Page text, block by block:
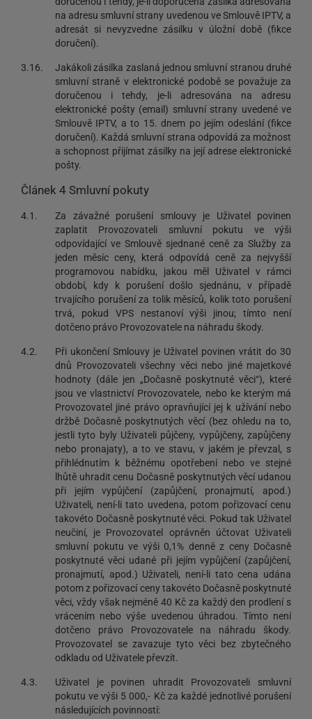
na adresu smluvní strany uvedenou ve Smlouvě IPTV, a
adresát si nevyzvedne zásilku v úložní době (fikce
doručení).
3.16.
Jakákoli zásilka zaslaná jednou smluvní stranou druhé
smluvní straně v elektronické podobě se považuje za
doručenou i tehdy, je-li adresována na adresu
elektronické pošty (email) smluvní strany uvedené ve
Smlouvě IPTV, a to 15. dnem po jejím odeslání (fikce
doručení). Každá smluvní strana odpovídá za možnost
a schopnost přijímat zásilky na její adrese elektronické
pošty.
Článek 4 Smluvní pokuty
4.1.
Za závažné porušení smlouvy je Uživatel povinen
zaplatit Provozovateli smluvní pokutu ve výši
odpovídající ve Smlouvě sjednané ceně za Služby za
jeden měsíc ceny, která odpovídá ceně za nejvyšší
programovou nabídku, jakou měl Uživatel v rámci
období, kdy k porušení došlo sjednánu, v případě
trvajícího porušení za tolik měsíců, kolik toto porušení
trvá, pokud VPS nestanoví výši jinou; tímto není
dotčeno právo Provozovatele na náhradu škody.
4.2.
Při ukončení Smlouvy je Uživatel povinen vrátit do 30
dnů Provozovateli všechny věci nebo jiné majetkové
hodnoty (dále jen „Dočasně poskytnuté věci“), které
jsou ve vlastnictví Provozovatele, nebo ke kterým má
Provozovatel jiné právo opravňující jej k užívání nebo
držbě Dočasně poskytnutých věcí (bez ohledu na to,
jestli tyto byly Uživateli půjčeny, vypůjčeny, zapůjčeny
nebo pronajaty), a to ve stavu, v jakém je převzal, s
přihlédnutím k běžnému opotřebení nebo ve stejné
lhůtě uhradit cenu Dočasně poskytnutých věcí udanou
při jejím vypůjčení (zapůjčení, pronajmutí, apod.)
Uživateli, není-li tato uvedena, potom pořizovací cenu
takovéto Dočasně poskytnuté věci. Pokud tak Uživatel
neučiní, je Provozovatel oprávněn účtovat Uživateli
smluvní pokutu ve výši 0,1% denně z ceny Dočasně
poskytnuté věci udané při jejím vypůjčení (zapůjčení,
pronajmutí, apod.) Uživateli, není-li tato cena udána
potom z pořizovací ceny takovéto Dočasně poskytnuté
věci, vždy však nejméně 40 Kč za každý den prodlení s
vrácením nebo výše uvedenou úhradou. Tímto není
dotčeno právo Provozovatele na náhradu škody.
Provozovatel se zavazuje tyto věci bez zbytečného
odkladu od Uživatele převzít.
4.3.
Uživatel je povinen uhradit Provozovateli smluvní
pokutu ve výši 5 000,- Kč za každé jednotlivé porušení
následujících povinností: